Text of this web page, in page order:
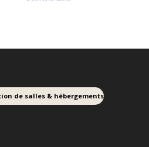
de salles & hébergements